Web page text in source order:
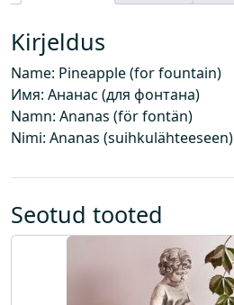
s
k
k
a
e
v
u
e
)
k
Kirjeldus
Name: Pineapple (for fountain)
Имя: Ананас (для фонтана)
Namn: Ananas (för fontän)
Nimi: Ananas (suihkulähteeseen)
Seotud tooted